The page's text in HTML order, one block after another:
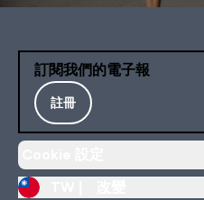
訂閱我們的電子報
註冊